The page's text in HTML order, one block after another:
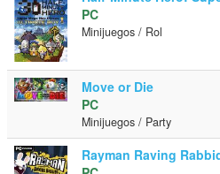
PC
Minijuegos / Rol
Move or Die
PC
Minijuegos / Party
Rayman Raving